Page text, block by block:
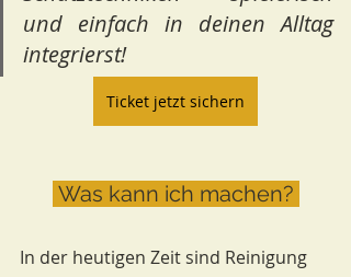
und einfach in deinen Alltag
integrierst!
Ticket jetzt sichern
Was kann ich machen?
In der heutigen Zeit sind Reinigung